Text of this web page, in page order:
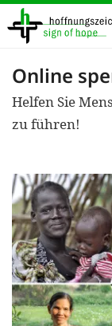
Direkt
zum
Inhalt
Online
Helfen Sie
zu führen!